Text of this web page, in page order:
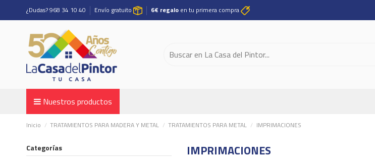
¿Dudas? 968 34 10 40 Envío gratuito 6€ regalo en tu primera compra
Nuestros productos
Inicio TRATAMIENTOS PARA MADERA Y METAL TRATAMIENTOS PARA METAL IMPRIMACIONES
IMPRIMACIONES
Categorías